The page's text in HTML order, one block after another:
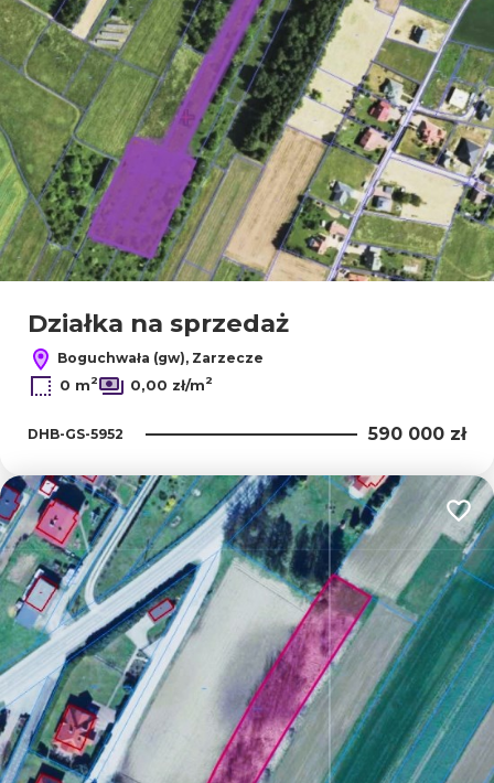
Działka na sprzedaż
Boguchwała (gw), Zarzecze
0 m2 0,00 zł/m2
DHB-GS-5952 590 000 zł